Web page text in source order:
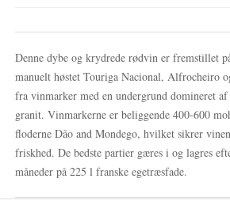
Denne dybe og krydrede rødvin er fremstillet
manuelt høstet Touriga Nacional, Alfrocheiro
fra vinmarker med en undergrund domineret
granit. Vinmarkerne er beliggende 400-600
floderne Dão and Mondego, hvilket sikrer
friskhed. De bedste partier gæres i og lagres
måneder på 225 l franske egetræsfade.